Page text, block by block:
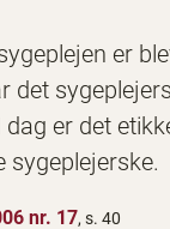
er
det
er det
sygeplejerske.
nr. 17, s. 40